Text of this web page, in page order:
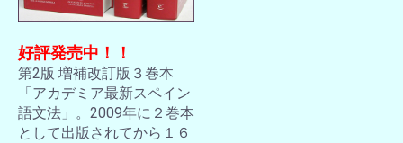
好評発売中！！
第2版 増補改訂版３巻本
「アカデミア最新スペイン
語文法」。2009年に２巻本
として出版されてから１６